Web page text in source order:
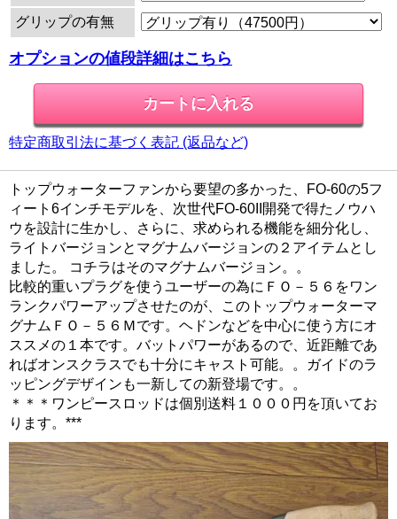
グリップの有無
オプションの値段詳細はこちら
特定商取引法に基づく表記 (返品など)
トップウォーターファンから要望の多かった、FO-60の5フ
ィート6インチモデルを、次世代FO-60II開発で得たノウハ
ウを設計に生かし、さらに、求められる機能を細分化し、
ライトバージョンとマグナムバージョンの２アイテムとし
ました。 コチラはそのマグナムバージョン。。
比較的重いプラグを使うユーザーの為にＦＯ－５６をワン
ランクパワーアップさせたのが、このトップウォーターマ
グナムＦＯ－５６Ｍです。ヘドンなどを中心に使う方にオ
ススメの１本です。バットパワーがあるので、近距離であ
ればオンスクラスでも十分にキャスト可能。。ガイドのラ
ッピングデザインも一新しての新登場です。。
＊＊＊ワンピースロッドは個別送料１０００円を頂いてお
ります。***